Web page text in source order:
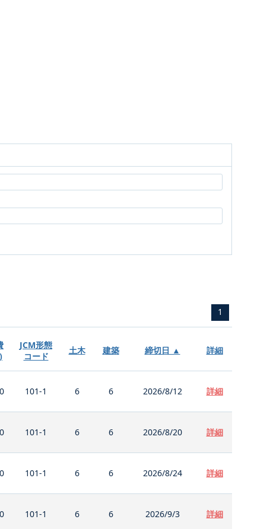
1
JCM形態
コード
土木 建築 締切日 ▲ 詳細
101-1 6 6 2026/8/12 詳細
101-1 6 6 2026/8/20 詳細
101-1 6 6 2026/8/24 詳細
101-1 6 6 2026/9/3 詳細